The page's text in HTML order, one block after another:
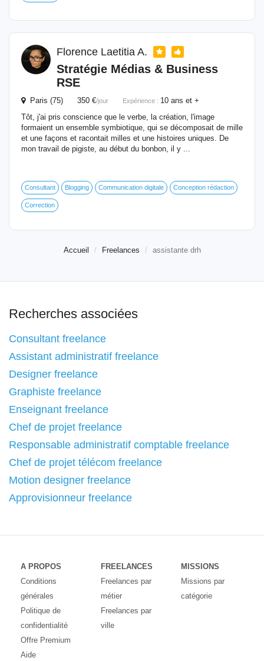
Florence Laetitia A.
Stratégie Médias & Business
RSE
Paris (75) 350 €/jour Expérience : 10 ans et +
Tôt, j'ai pris conscience que le verbe, la création, l'image
formaient un ensemble symbiotique, qui se décomposait de mille
et une façons et racontait milles et une histoires uniques. De
mon travail de pigiste, au début du bonbon, il y ...
Consultant Blogging Communication digitale Conception rédaction
Correction
Accueil Freelances assistante drh
Recherches associées
Consultant freelance
Assistant administratif freelance
Designer freelance
Graphiste freelance
Enseignant freelance
Chef de projet freelance
Responsable administratif comptable freelance
Chef de projet télécom freelance
Motion designer freelance
Approvisionneur freelance
A PROPOS
Conditions
générales
Politique de
confidentialité
Offre Premium
Aide
FREELANCES
Freelances par
métier
Freelances par
ville
MISSIONS
Missions par
catégorie